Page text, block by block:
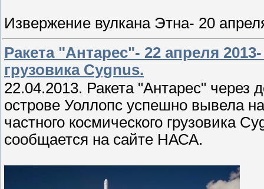
Извержение вулкана Этна- 20
Ракета "Антарес"- 22 апреля
грузовика Cygnus.
22.04.2013. Ракета "Антарес" через
острове Уоллопс успешно вывела
частного космического грузовика
сообщается на сайте НАСА.